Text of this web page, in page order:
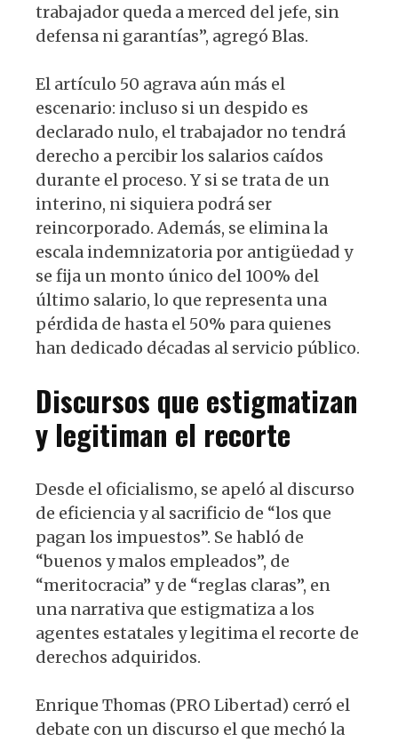
trabajador queda a merced del jefe, sin
defensa ni garantías”, agregó Blas.
El artículo 50 agrava aún más el
escenario: incluso si un despido es
declarado nulo, el trabajador no tendrá
derecho a percibir los salarios caídos
durante el proceso. Y si se trata de un
interino, ni siquiera podrá ser
reincorporado. Además, se elimina la
escala indemnizatoria por antigüedad y
se fija un monto único del 100% del
último salario, lo que representa una
pérdida de hasta el 50% para quienes
han dedicado décadas al servicio público.
Discursos que estigmatizan
y legitiman el recorte
Desde el oficialismo, se apeló al discurso
de eficiencia y al sacrificio de “los que
pagan los impuestos”. Se habló de
“buenos y malos empleados”, de
“meritocracia” y de “reglas claras”, en
una narrativa que estigmatiza a los
agentes estatales y legitima el recorte de
derechos adquiridos.
Enrique Thomas (PRO Libertad) cerró el
debate con un discurso el que mechó la